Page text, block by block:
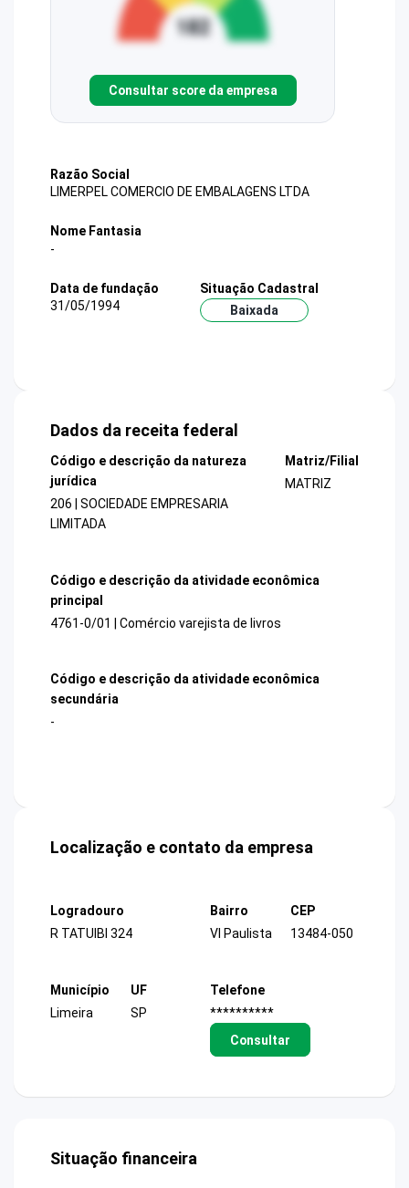
Consultar score da empresa
Razão Social
LIMERPEL COMERCIO DE EMBALAGENS LTDA
Nome Fantasia
-
Data de fundação
31/05/1994
Situação Cadastral
Baixada
Dados da receita federal
Código e descrição da natureza
jurídica
206 | SOCIEDADE EMPRESARIA
LIMITADA
Matriz/Filial
MATRIZ
Código e descrição da atividade econômica
principal
4761-0/01 | Comércio varejista de livros
Código e descrição da atividade econômica
secundária
-
Localização e contato da empresa
Logradouro
R TATUIBI 324
Bairro
Vl Paulista
CEP
13484-050
Município
Limeira
UF
SP
Telefone
**********
Consultar
Situação financeira